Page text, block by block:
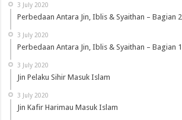
3 July 2020
Perbedaan Antara Jin, Iblis & Syaithan – Bagian 2
3 July 2020
Perbedaan Antara Jin, Iblis & Syaithan – Bagian 1
3 July 2020
Jin Pelaku Sihir Masuk Islam
3 July 2020
Jin Kafir Harimau Masuk Islam